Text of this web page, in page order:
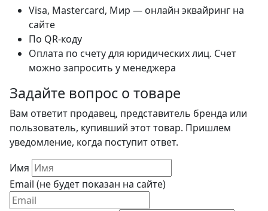
Visa, Mastercard, Мир — онлайн эквайринг на
сайте
По QR-коду
Оплата по счету для юридических лиц. Счет
можно запросить у менеджера
Задайте вопрос о товаре
Вам ответит продавец, представитель бренда или
пользователь, купивший этот товар. Пришлем
уведомление, когда поступит ответ.
Имя
Email (не будет показан на сайте)